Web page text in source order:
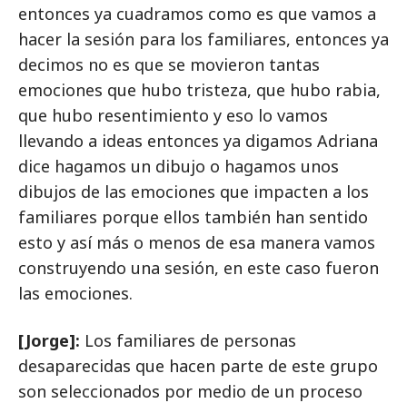
entonces ya cuadramos como es que vamos a
hacer la sesión para los familiares, entonces ya
decimos no es que se movieron tantas
emociones que hubo tristeza, que hubo rabia,
que hubo resentimiento y eso lo vamos
llevando a ideas entonces ya digamos Adriana
dice hagamos un dibujo o hagamos unos
dibujos de las emociones que impacten a los
familiares porque ellos también han sentido
esto y así más o menos de esa manera vamos
construyendo una sesión, en este caso fueron
las emociones.
[Jorge]: Los familiares de personas
desaparecidas que hacen parte de este grupo
son seleccionados por medio de un proceso